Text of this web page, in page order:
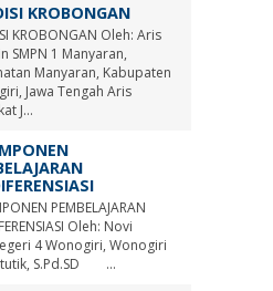
KROBONGAN
KROBONGAN Oleh: Aris
SMPN 1 Manyaran,
Manyaran, Kabupaten
Jawa Tengah Aris
J...
PEMBELAJARAN
Oleh: Novi
4 Wonogiri, Wonogiri
S.Pd.SD ...